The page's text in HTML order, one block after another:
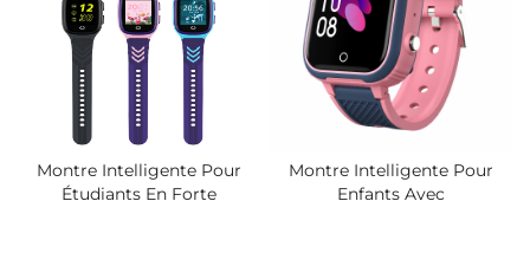
Montre Intelligente Pour
Étudiants En Forte
Montre Intelligente Pour
Enfants Avec